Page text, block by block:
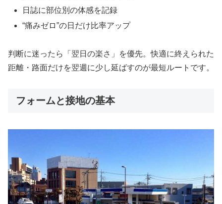
日誌に部位別の体感を記録
“痛みゼロ”の日だけ比率アップ
判断に迷ったら「翌日の楽さ」を優先。快適に終えられた
距離・路面だけを翌週に少し延ばすのが最短ルートです。
フォームと接地の基本